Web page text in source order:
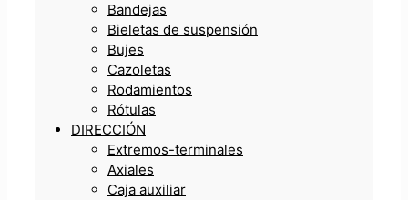
Bandejas
Bieletas de suspensión
Bujes
Cazoletas
Rodamientos
Rótulas
DIRECCIÓN
Extremos-terminales
Axiales
Caja auxiliar